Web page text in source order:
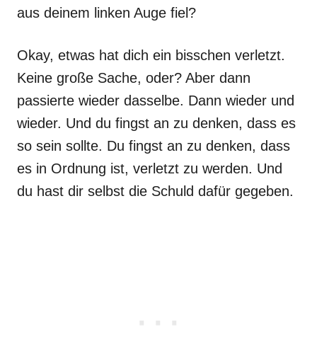
aus deinem linken Auge fiel?
Okay, etwas hat dich ein bisschen verletzt.
Keine große Sache, oder? Aber dann
passierte wieder dasselbe. Dann wieder und
wieder. Und du fingst an zu denken, dass es
so sein sollte. Du fingst an zu denken, dass
es in Ordnung ist, verletzt zu werden. Und
du hast dir selbst die Schuld dafür gegeben.